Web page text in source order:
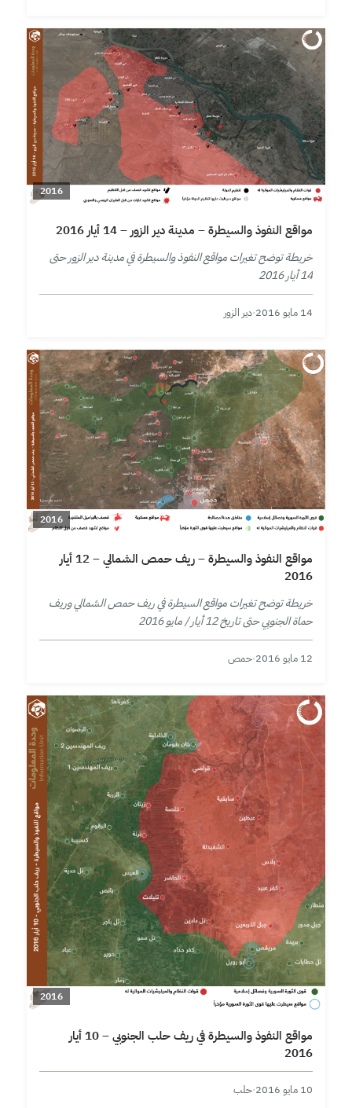
2016
مواقع النفوذ والسيطرة – مدينة دير الزور – 14 أيار 2016
خريطة توضح تغيرات مواقع النفوذ والسيطرة في مدينة دير الزور حتى
14 أيار 2016
14 مايو 2016 ·دير الزور
2016
مواقع النفوذ والسيطرة – ريف حمص الشمالي – 12 أيار
2016
خريطة توضح تغيرات مواقع السيطرة في ريف حمص الشمالي وريف
حماة الجنوبي حتى تاريخ 12 أيار / مايو 2016
12 مايو 2016 ·حمص
2016
مواقع النفوذ والسيطرة في ريف حلب الجنوبي – 10 أيار
2016
10 مايو 2016 ·حلب